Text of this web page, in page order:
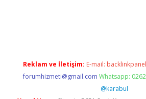
Reklam ve İletişim: E-mail:
forumhizmeti@gmail.com Whatsapp:
@karabul